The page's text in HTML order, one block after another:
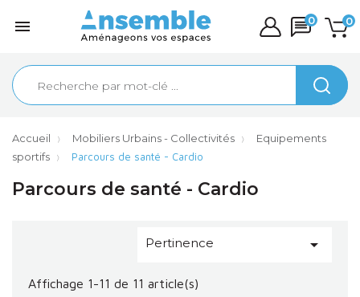
 0
0
Accueil Mobiliers Urbains - Collectivités
Equipements
sportifs
Parcours de santé - Cardio
Parcours de santé - Cardio
Pertinence 
Affichage 1-11 de 11 article(s)